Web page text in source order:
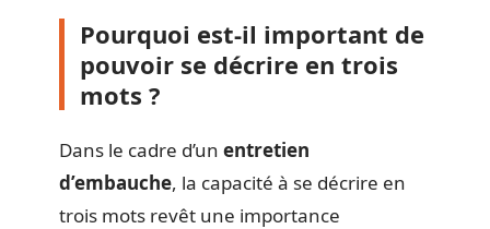
Pourquoi est-il important de
pouvoir se décrire en trois
mots ?
Dans le cadre d’un entretien
d’embauche, la capacité à se décrire en
trois mots revêt une importance